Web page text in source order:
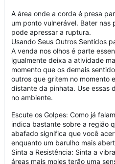
A área onde a corda é presa
um ponto vulnerável. Bater nas
pode apressar a ruptura.
Usando Seus Outros Sentidos
A venda nos olhos é parte
igualmente deixa a atividade
momento que os demais
outros que gritem no momento
distante da pinhata. Use essas
no ambiente.
Escute os Golpes: Como já
indica bastante sobre a região
abafado significa que você
enquanto um barulho mais
Sinta a Resistência: Sinta a
áreas mais moles terão uma